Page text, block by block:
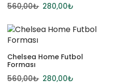
560,00₺ 280,00₺
Chelsea Home Futbol
Forması
560,00₺ 280,00₺